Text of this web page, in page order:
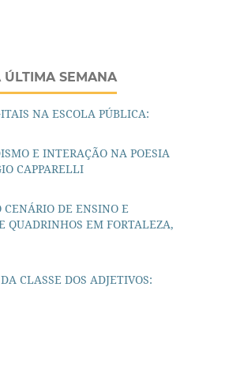
ÚLTIMA SEMANA
NA ESCOLA PÚBLICA:
E INTERAÇÃO NA POESIA
CAPPARELLI
DE ENSINO E
QUADRINHOS EM FORTALEZA,
CLASSE DOS ADJETIVOS: